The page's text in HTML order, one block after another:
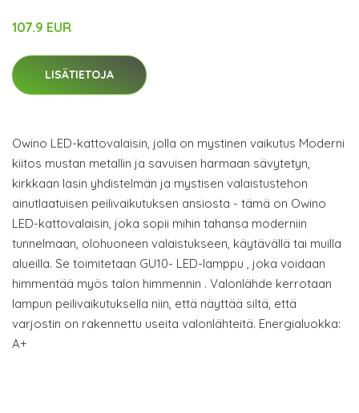
107.9 EUR
LISÄTIETOJA
Owino LED-kattovalaisin, jolla on mystinen vaikutus Moderni
kiitos mustan metallin ja savuisen harmaan sävytetyn,
kirkkaan lasin yhdistelmän ja mystisen valaistustehon
ainutlaatuisen peilivaikutuksen ansiosta - tämä on Owino
LED-kattovalaisin, joka sopii mihin tahansa moderniin
tunnelmaan, olohuoneen valaistukseen, käytävällä tai muilla
alueilla. Se toimitetaan GU10- LED-lamppu , joka voidaan
himmentää myös talon himmennin . Valonlähde kerrotaan
lampun peilivaikutuksella niin, että näyttää siltä, että
varjostin on rakennettu useita valonlähteitä. Energialuokka:
A+